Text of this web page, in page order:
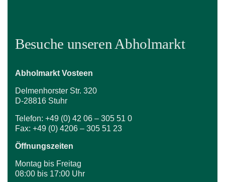
Besuche unseren Abholmarkt
Abholmarkt Vosteen
Delmenhorster Str. 320
D-28816 Stuhr
Telefon: +49 (0) 42 06 – 305 51 0
Fax: +49 (0) 4206 – 305 51 23
Öffnungszeiten
Montag bis Freitag
08:00 bis 17:00 Uhr